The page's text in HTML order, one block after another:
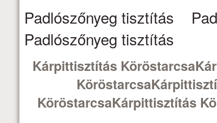
Padlószőnyeg tisztítás
Padlószőnyeg tisztítás
Kárpittisztítás
KöröstarcsaKárpittisztítás